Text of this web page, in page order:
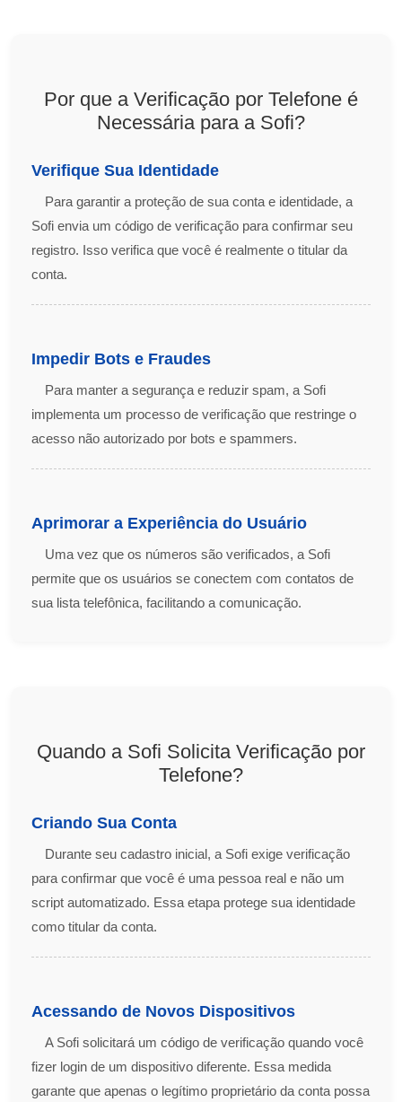
Por que a Verificação por Telefone é
Necessária para a Sofi?
Verifique Sua Identidade
Para garantir a proteção de sua conta e identidade, a
Sofi envia um código de verificação para confirmar seu
registro. Isso verifica que você é realmente o titular da
conta.
Impedir Bots e Fraudes
Para manter a segurança e reduzir spam, a Sofi
implementa um processo de verificação que restringe o
acesso não autorizado por bots e spammers.
Aprimorar a Experiência do Usuário
Uma vez que os números são verificados, a Sofi
permite que os usuários se conectem com contatos de
sua lista telefônica, facilitando a comunicação.
Quando a Sofi Solicita Verificação por
Telefone?
Criando Sua Conta
Durante seu cadastro inicial, a Sofi exige verificação
para confirmar que você é uma pessoa real e não um
script automatizado. Essa etapa protege sua identidade
como titular da conta.
Acessando de Novos Dispositivos
A Sofi solicitará um código de verificação quando você
fizer login de um dispositivo diferente. Essa medida
garante que apenas o legítimo proprietário da conta possa